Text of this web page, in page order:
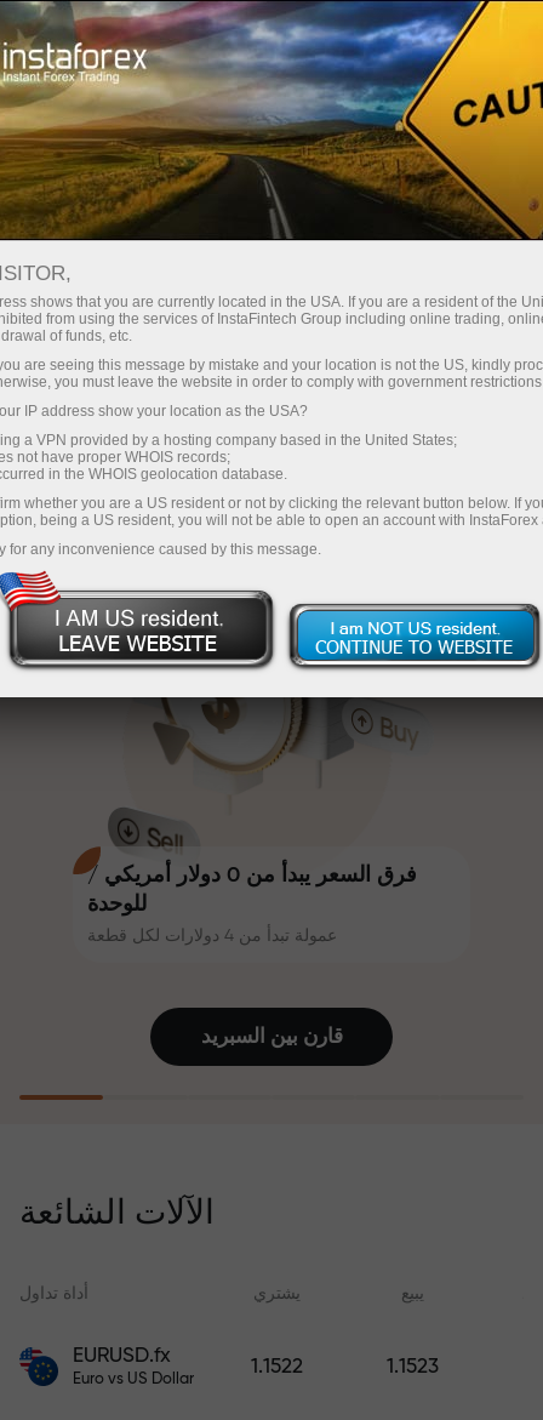
InstaForex
فرق السعر يبدأ من 0 دولار أمريكي /
للوحدة
عمولة تبدأ من 4 دولارات لكل قطعة
مع إنستا فوركس، يمكنك الوصول إلى
إلى 1:5000، وبعض من أفضل فروق
الأسعار والعمولات في السوق، وظروف
مواتية لتداول الأسهم والمؤشرات
فوركس الحصول على مكافأة تصل إلى
30% على إيداعه، والاستفادة من
عروض ترويجية وعروض خاصة أخرى.
تتشارك سرعة المسار وسرعة التداول
نفس القيم. يُضفي أليش لوبرايس
عناصر الحماس والانضباط على عالم
التداول، ويعمل كشريك يُلهم العملاء
لتحقيق أهداف طموحة.
إنستا فوركس على هاتف آيفون أو ماك
بوك أو رحلة أحلامه بمجرد إيداعه مبلغًا
من المال.
خسائرك ويضمن لك مضاعفة أرباحك
ثلاث مرات خلال ستة أشهر. تداول
صغير الحجم
30% مكافأة
لكل إيداع
سرعة
في التجارة وعلى الطريق السريع
جائزة هديتك الشخصية الكبرى
قم بإيداع المبلغ في حسابك باستخدام $333 — اختر هدية
تصل قيمتها إلى $1,500
تداول بدون مخاطرة -
نحن نضمن أرباحك
مكافأة تصل إلى 1000 ضعف - أكبر
قارن بين السبرید
الآلات الشائعة
أداة تداول يشتري يبيع
EURUSD.fx
Euro vs US Dollar
1.1522 1.1523
shows that you are currently located in the USA. If you are a resident of the
from using the services of InstaFintech Group including online trading,
of funds, etc.
are seeing this message by mistake and your location is not the US, kindly
you must leave the website in order to comply with government
IP address show your location as the USA?
a VPN provided by a hosting company based in the United States;
not have proper WHOIS records;
in the WHOIS geolocation database.
whether you are a US resident or not by clicking the relevant button below. If
being a US resident, you will not be able to open an account with InstaForex
for any inconvenience caused by this message.